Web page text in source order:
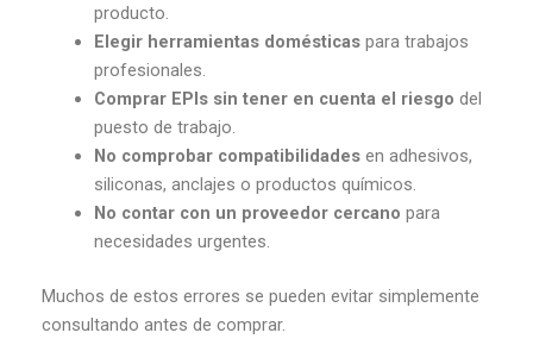
producto.
Elegir herramientas domésticaspara trabajos
profesionales.
Comprar EPIs sin tener en cuenta el riesgo del
puesto de trabajo.
No comprobar compatibilidadesen adhesivos,
siliconas, anclajes o productos químicos.
No contar con un proveedor cercano para
necesidades urgentes.
Muchos de estos errores se pueden evitar simplemente
consultando antes de comprar.